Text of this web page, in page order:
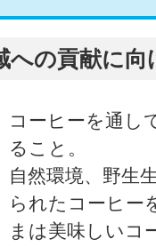
への貢献に
コーヒーを通し
ること。
自然環境、野生
られたコーヒー
まは美味しいコ